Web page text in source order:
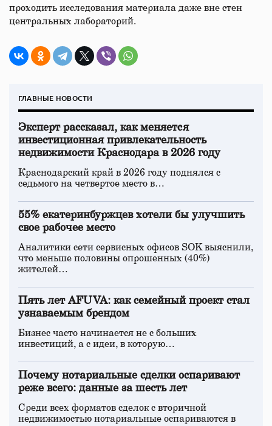
проходить исследования материала даже вне стен
центральных лабораторий.
ГЛАВНЫЕ НОВОСТИ
Эксперт рассказал, как меняется
инвестиционная привлекательность
недвижимости Краснодара в 2026 году
Краснодарский край в 2026 году поднялся с
седьмого на четвертое место в…
55% екатеринбуржцев хотели бы улучшить
свое рабочее место
Аналитики сети сервисных офисов SOK выяснили,
что меньше половины опрошенных (40%)
жителей…
Пять лет AFUVA: как семейный проект стал
узнаваемым брендом
Бизнес часто начинается не с больших
инвестиций, а с идеи, в которую…
Почему нотариальные сделки оспаривают
реже всего: данные за шесть лет
Среди всех форматов сделок с вторичной
недвижимостью нотариальные оспариваются в